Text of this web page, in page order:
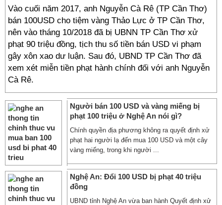
Vào cuối năm 2017, anh Nguyễn Cà Rê (TP Cần Thơ)
bán 100USD cho tiệm vàng Thảo Lực ở TP Cần Thơ,
nên vào tháng 10/2018 đã bị UBNN TP Cần Thơ xử
phạt 90 triệu đồng, tịch thu số tiền bán USD vi phạm
gây xôn xao dư luận. Sau đó, UBND TP Cần Thơ đã
xem xét miễn tiền phạt hành chính đối với anh Nguyễn
Cà Rê.
Người bán 100 USD và vàng miếng bị
phạt 100 triệu ở Nghệ An nói gì?
Chính quyền địa phương không ra quyết định xử
phạt hai người lạ đến mua 100 USD và một cây
vàng miếng, trong khi người ...
Nghệ An: Đổi 100 USD bị phạt 40 triệu
đồng
UBND tỉnh Nghệ An vừa ban hành Quyết định xử